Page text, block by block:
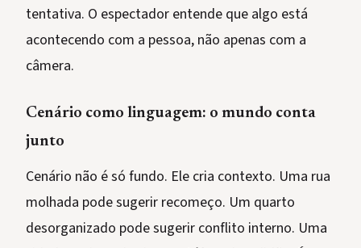
tentativa. O espectador entende que algo está
acontecendo com a pessoa, não apenas com a
câmera.
Cenário como linguagem: o mundo conta
junto
Cenário não é só fundo. Ele cria contexto. Uma rua
molhada pode sugerir recomeço. Um quarto
desorganizado pode sugerir conflito interno. Uma